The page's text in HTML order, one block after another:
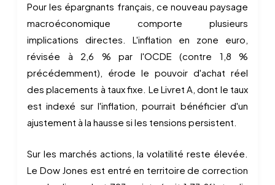
Pour les épargnants français, ce nouveau paysage
macroéconomique comporte plusieurs
implications directes. L'inflation en zone euro,
révisée à 2,6 % par l'OCDE (contre 1,8 %
précédemment), érode le pouvoir d'achat réel
des placements à taux fixe. Le Livret A, dont le taux
est indexé sur l'inflation, pourrait bénéficier d'un
ajustement à la hausse si les tensions persistent.
Sur les marchés actions, la volatilité reste élevée.
Le Dow Jones est entré en territoire de correction